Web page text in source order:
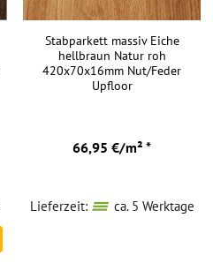
Stabparkett massiv Eiche
hellbraun Natur roh
420x70x16mm Nut/Feder
Upfloor
66,95 €/m² *
Lieferzeit: ca. 5 Werktage